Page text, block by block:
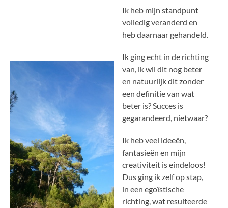
Ik heb mijn standpunt
volledig veranderd en
heb daarnaar gehandeld.
Ik ging echt in de richting
van, ik wil dit nog beter
en natuurlijk dit zonder
een definitie van wat
beter is? Succes is
gegarandeerd, nietwaar?
Ik heb veel ideeën,
fantasieën en mijn
creativiteit is eindeloos!
Dus ging ik zelf op stap,
in een egoïstische
richting, wat resulteerde